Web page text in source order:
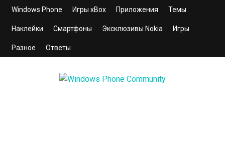
Windows Phone Игры xBox Приложения Темы
Наклейки Смартфоны Эксклюзивы Nokia Игры
Разное Ответы